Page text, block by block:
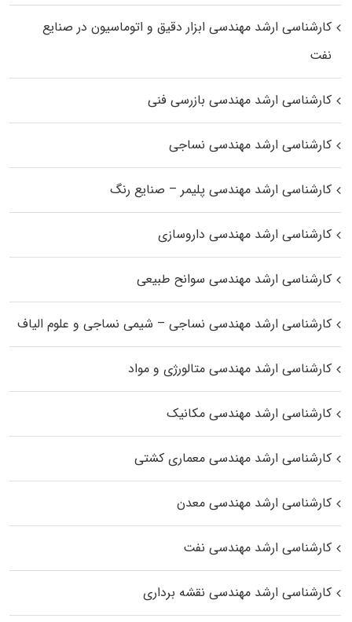
کارشناسی ارشد مهندسی ابزار دقیق و اتوماسیون در صنایع
نفت
کارشناسی ارشد مهندسی بازرسی فنی
کارشناسی ارشد مهندسی نساجی
کارشناسی ارشد مهندسی پلیمر – صنایع رنگ
کارشناسی ارشد مهندسی داروسازی
کارشناسی ارشد مهندسی سوانح طبیعی
کارشناسی ارشد مهندسی نساجی – شیمی نساجی و علوم الیاف
کارشناسی ارشد مهندسی متالورژی و مواد
کارشناسی ارشد مهندسی مکانیک
کارشناسی ارشد مهندسی معماری کشتی
کارشناسی ارشد مهندسی معدن
کارشناسی ارشد مهندسی نفت
کارشناسی ارشد مهندسی نقشه برداری